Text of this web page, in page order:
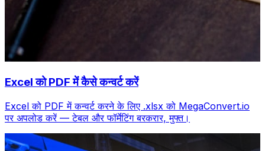
Excel को PDF में कैसे कन्वर्ट करें
Excel को PDF में कन्वर्ट करने के लिए .xlsx को MegaConvert.io
पर अपलोड करें — टेबल और फॉर्मेटिंग बरकरार, मुफ्त।